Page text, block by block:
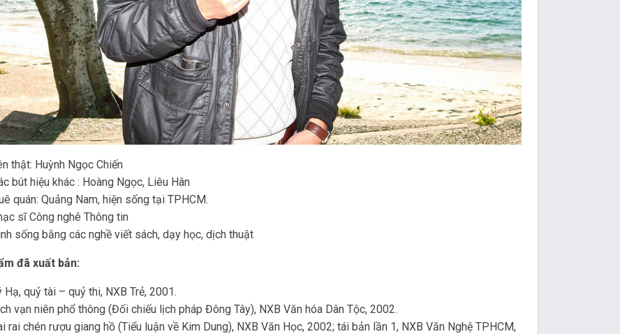
thật: Huỳnh Ngọc Chiến
bút hiệu khác : Hoàng Ngọc, Liêu Hân
quán: Quảng Nam, hiện sống tại TPHCM.
sĩ Công nghê Thông tin
sống bằng các nghề viết sách, dạy học, dịch thuật
đã xuất bản:
Hạ, quỷ tài – quỷ thi, NXB Trẻ, 2001.
vạn niên phổ thông (Đối chiếu lịch pháp Đông Tây), NXB Văn hóa Dân Tộc, 2002.
rai chén rượu giang hồ (Tiểu luận về Kim Dung), NXB Văn Học, 2002; tái bản lần 1, NXB Văn Nghệ TPHCM,